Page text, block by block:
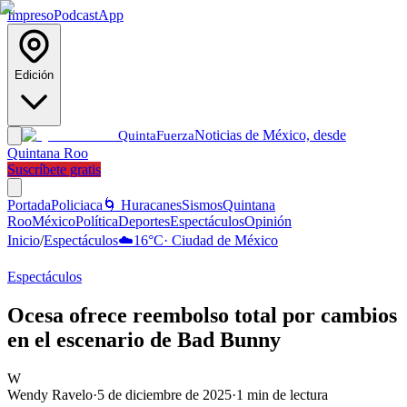
ImpresoPodcastApp
Edición
QuintaFuerzaNoticias de México, desde
Quintana Roo
Suscríbete gratis
PortadaPoliciaca 🌀 HuracanesSismosQuintana
RooMéxicoPolíticaDeportesEspectáculosOpinión
Inicio/Espectáculos☁️16°C· Ciudad de México
Espectáculos
Ocesa ofrece reembolso total por cambios
en el escenario de Bad Bunny
W
Wendy Ravelo·5 de diciembre de 2025·1 min de lectura